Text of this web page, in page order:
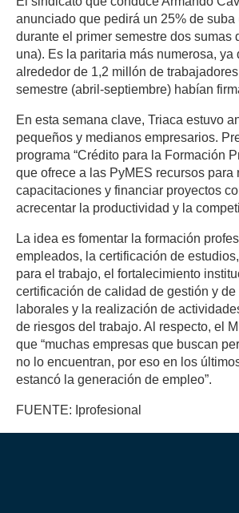
anunciado que pedirá un 25% de suba
durante el primer semestre dos sumas
una). Es la paritaria más numerosa, ya
alrededor de 1,2 millón de
semestre (abril-septiembre) habían
En esta semana clave, Triaca estuvo
pequeños y medianos empresarios.
programa “Crédito para la Formación
que ofrece a las PyMES recursos para
capacitaciones y financiar proyectos
acrecentar la productividad y la
La idea es fomentar la formación
empleados, la certificación de
para el trabajo, el fortalecimiento
certificación de calidad de gestión y
laborales y la realización de
de riesgos del trabajo. Al respecto, el
que “muchas empresas que buscan
no lo encuentran, por eso en los
estancó la generación de empleo”.
FUENTE: Iprofesional